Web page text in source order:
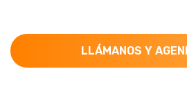
LLÁMANOS Y